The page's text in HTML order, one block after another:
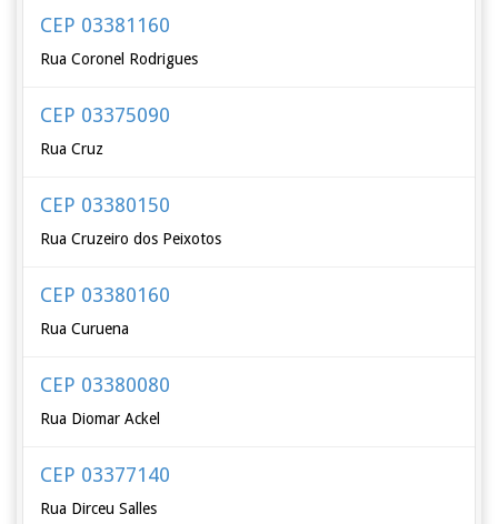
CEP 03381160
Rua Coronel Rodrigues
CEP 03375090
Rua Cruz
CEP 03380150
Rua Cruzeiro dos Peixotos
CEP 03380160
Rua Curuena
CEP 03380080
Rua Diomar Ackel
CEP 03377140
Rua Dirceu Salles